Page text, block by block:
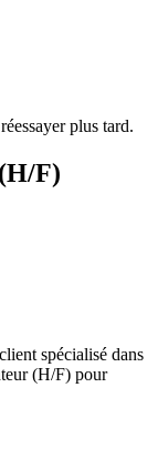
plus tard.
F)
spécialisé dans
(H/F) pour